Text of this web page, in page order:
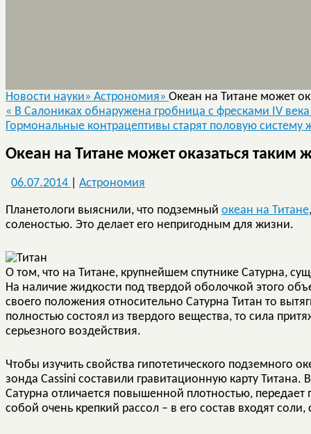
Новости науки» Астрономия» Океан на Титане может
« В Салониках обнаружена гробница с фресками IV
Гормональные контрацептивы старят половую
Океан на Титане может оказаться
06.07.2014 Астрономия
Планетологи выяснили, что подземный океан на Титане
соленостью. Это делает его непригодным для жизни.
О том, что на Титане, крупнейшем спутнике Сатурна,
На наличие жидкости под твердой оболочкой этого
своего положения относительно Сатурна Титан то
полностью состоял из твердого вещества, то сила
серьезного воздействия.
Чтобы изучить свойства гипотетического подземного
зонда Cassini составили гравитационную карту Титана.
Сатурна отличается повышенной плотностью, передает
собой очень крепкий рассол – в его состав входят